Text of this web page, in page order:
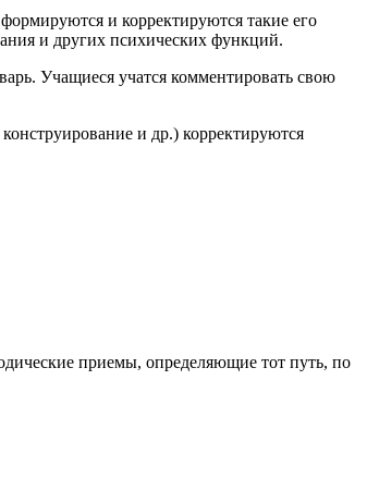
и корректируются такие его
и других психических функций.
Учащиеся учатся комментировать свою
и др.) корректируются
приемы, определяющие тот путь, по